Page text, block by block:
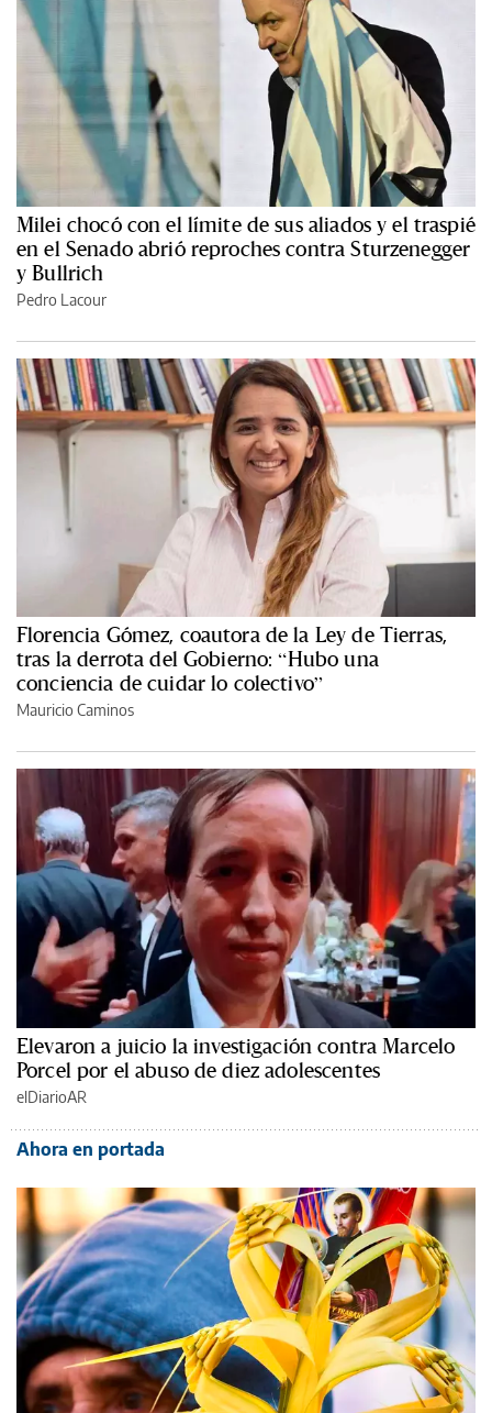
Milei chocó con el límite de sus aliados y el traspié
en el Senado abrió reproches contra Sturzenegger
y Bullrich
Pedro Lacour
Florencia Gómez, coautora de la Ley de Tierras,
tras la derrota del Gobierno: “Hubo una
conciencia de cuidar lo colectivo”
Mauricio Caminos
Elevaron a juicio la investigación contra Marcelo
Porcel por el abuso de diez adolescentes
elDiarioAR
Ahora en portada